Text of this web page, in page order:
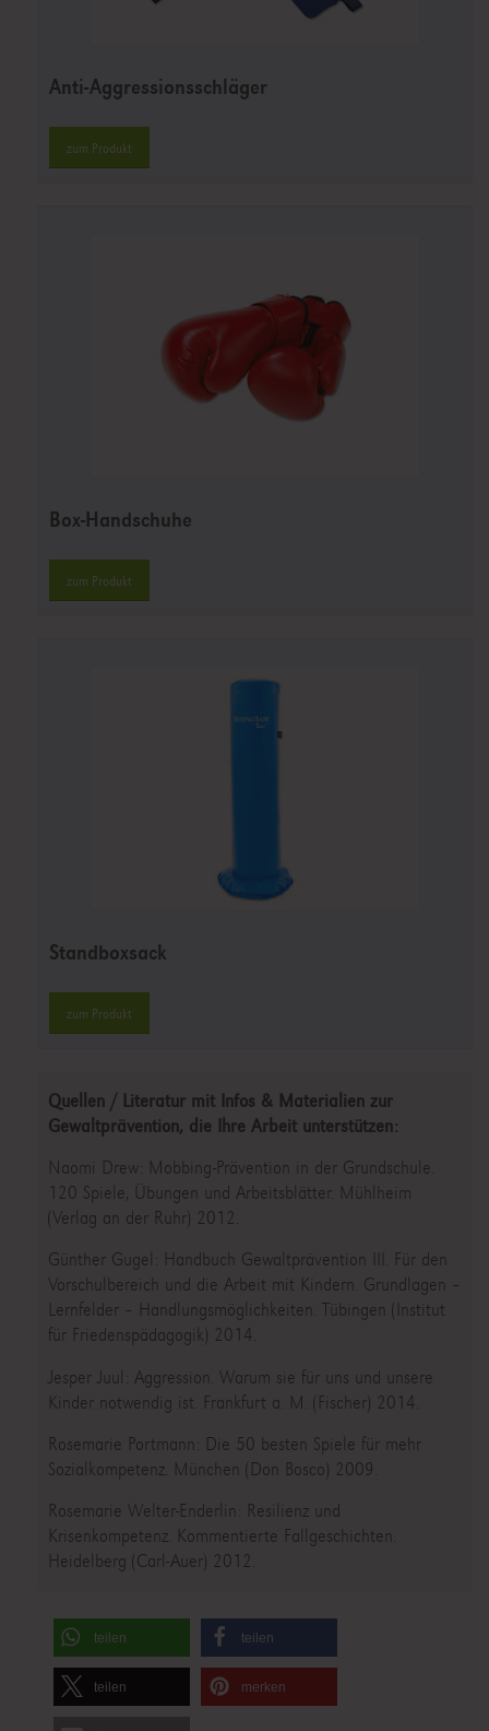
Anti-Aggressionsschläger
zum Produkt
Box-Handschuhe
zum Produkt
Standboxsack
zum Produkt
Quellen / Literatur mit Infos & Materialien zur
Gewaltprävention, die Ihre Arbeit unterstützen:
Naomi Drew: Mobbing-Prävention in der Grundschule.
120 Spiele, Übungen und Arbeitsblätter. Mühlheim
(Verlag an der Ruhr) 2012.
Günther Gugel: Handbuch Gewaltprävention III. Für den
Vorschulbereich und die Arbeit mit Kindern. Grundlagen –
Lernfelder – Handlungsmöglichkeiten. Tübingen (Institut
für Friedenspädagogik) 2014.
Jesper Juul: Aggression. Warum sie für uns und unsere
Kinder notwendig ist. Frankfurt a. M. (Fischer) 2014.
Rosemarie Portmann: Die 50 besten Spiele für mehr
Sozialkompetenz. München (Don Bosco) 2009.
Rosemarie Welter-Enderlin: Resilienz und
Krisenkompetenz. Kommentierte Fallgeschichten.
Heidelberg (Carl-Auer) 2012.
teilen teilen
teilen merken